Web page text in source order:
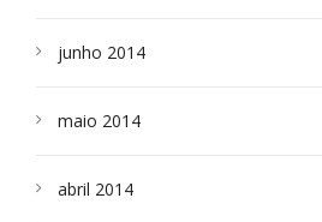
junho 2014
maio 2014
abril 2014